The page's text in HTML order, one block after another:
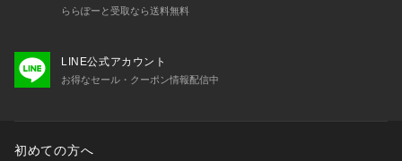
ららぽーと受取なら送料無料
LINE公式アカウント
お得なセール・クーポン情報配信中
初めての方へ